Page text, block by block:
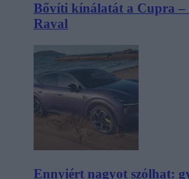
Bővíti kínálatát a Cupra –
Raval
Ennyiért nagyot szólhat: